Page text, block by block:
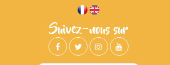
Suivez-nous sur